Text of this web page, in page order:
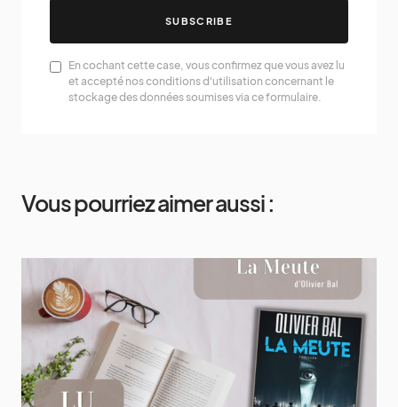
SUBSCRIBE
En cochant cette case, vous confirmez que vous avez lu
et accepté nos conditions d'utilisation concernant le
stockage des données soumises via ce formulaire.
Vous pourriez aimer aussi :